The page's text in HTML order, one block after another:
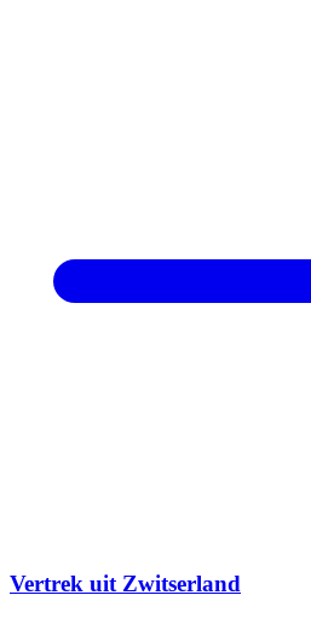
Vertrek uit Zwitserland